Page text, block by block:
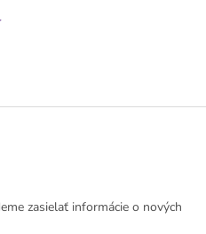
zasielať informácie o nových